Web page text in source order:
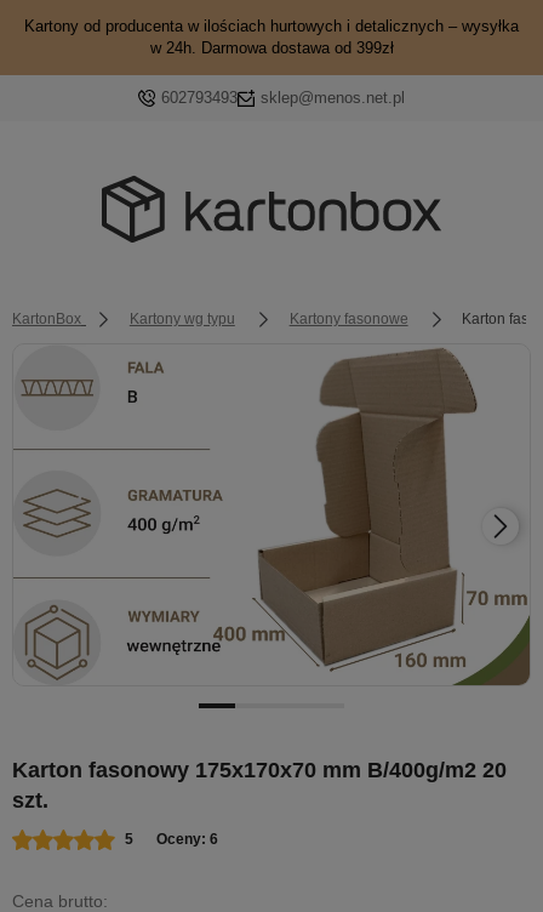
Kartony od producenta w ilościach hurtowych i detalicznych – wysyłka
w 24h. Darmowa dostawa od 399zł
602793493 sklep@menos.net.pl
KartonBox Kartony wg typu Kartony fasonowe Karton
Karton fasonowy 175x170x70 mm B/400g/m2 20
szt.
5 Oceny: 6
Cena brutto: